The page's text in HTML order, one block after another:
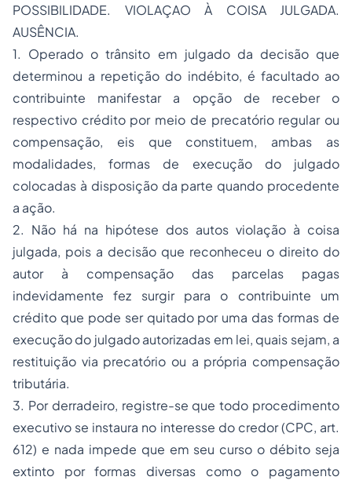
POSSIBILIDADE. VIOLAÇAO À COISA JULGADA.
AUSÊNCIA.
1. Operado o trânsito em julgado da decisão que
determinou a repetição do indébito, é facultado ao
contribuinte manifestar a opção de receber o
respectivo crédito por meio de precatório regular ou
compensação, eis que constituem, ambas as
modalidades, formas de execução do julgado
colocadas à disposição da parte quando procedente
a ação.
2. Não há na hipótese dos autos violação à coisa
julgada, pois a decisão que reconheceu o direito do
autor à compensação das parcelas pagas
indevidamente fez surgir para o contribuinte um
crédito que pode ser quitado por uma das formas de
execução do julgado autorizadas em lei, quais sejam, a
restituição via precatório ou a própria compensação
tributária.
3. Por derradeiro, registre-se que todo procedimento
executivo se instaura no interesse do credor (CPC, art.
612) e nada impede que em seu curso o débito seja
extinto por formas diversas como o pagamento